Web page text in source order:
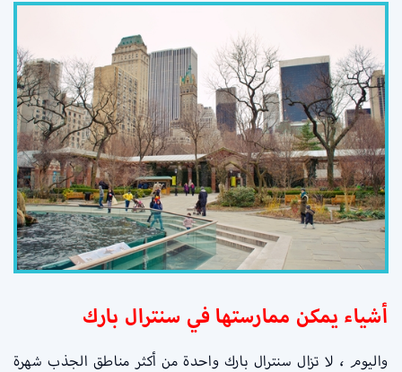
أشياء يمكن ممارستها في سنترال بارك
واليوم ، لا تزال سنترال بارك واحدة من أكثر مناطق الجذب شهرة